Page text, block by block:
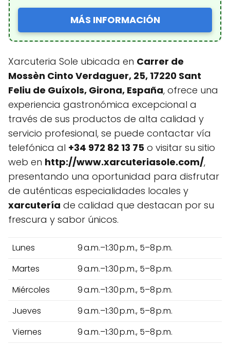
MÁS INFORMACIÓN
Xarcuteria Sole ubicada en Carrer de
Mossèn Cinto Verdaguer, 25, 17220 Sant
Feliu de Guíxols, Girona, España, ofrece una
experiencia gastronómica excepcional a
través de sus productos de alta calidad y
servicio profesional, se puede contactar vía
telefónica al +34 972 82 13 75 o visitar su sitio
web en http://www.xarcuteriasole.com/,
presentando una oportunidad para disfrutar
de auténticas especialidades locales y
xarcutería de calidad que destacan por su
frescura y sabor únicos.
Lunes
9 a.m.–1:30 p.m., 5–8 p.m.
Martes
9 a.m.–1:30 p.m., 5–8 p.m.
Miércoles
9 a.m.–1:30 p.m., 5–8 p.m.
Jueves
9 a.m.–1:30 p.m., 5–8 p.m.
Viernes
9 a.m.–1:30 p.m., 5–8 p.m.